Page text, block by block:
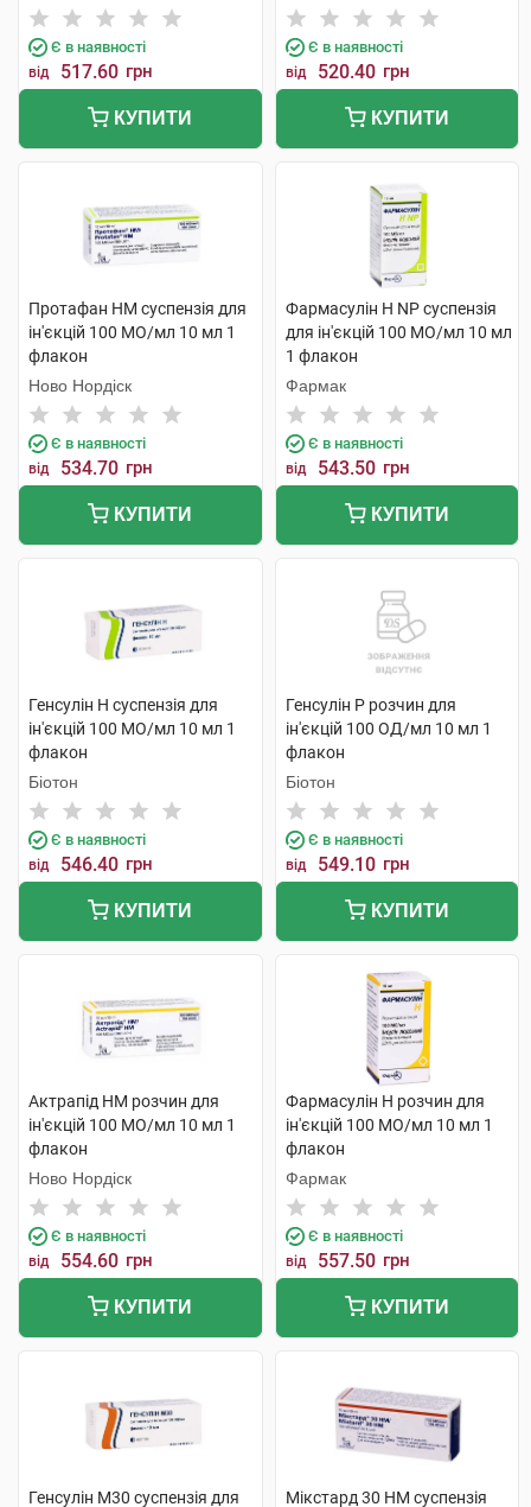
Є в наявності
від 517.60 грн
КУПИТИ
Є в наявності
від 520.40 грн
КУПИТИ
Протафан НМ суспензія для
ін'єкцій 100 МО/мл 10 мл 1
флакон
Ново Нордіск
Є в наявності
від 534.70 грн
КУПИТИ
Фармасулін H NP суспензія
для ін'єкцій 100 МО/мл 10 мл
1 флакон
Фармак
Є в наявності
від 543.50 грн
КУПИТИ
Генсулін Н суспензія для
ін'єкцій 100 МО/мл 10 мл 1
флакон
Біотон
Є в наявності
від 546.40 грн
КУПИТИ
Генсулін Р розчин для
ін'єкцій 100 ОД/мл 10 мл 1
флакон
Біотон
Є в наявності
від 549.10 грн
КУПИТИ
Актрапід НМ розчин для
ін'єкцій 100 МО/мл 10 мл 1
флакон
Ново Нордіск
Є в наявності
від 554.60 грн
КУПИТИ
Фармасулін H розчин для
ін'єкцій 100 МО/мл 10 мл 1
флакон
Фармак
Є в наявності
від 557.50 грн
КУПИТИ
Генсулін М30 суспензія для Мікстард 30 НМ суспензія